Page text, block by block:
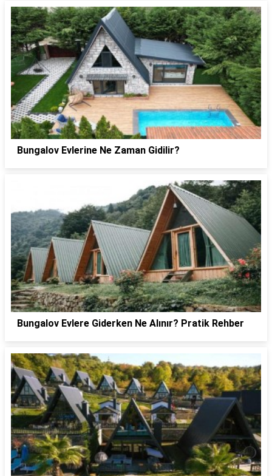
Bungalov Evlerine Ne Zaman Gidilir?
Bungalov Evlere Giderken Ne Alınır? Pratik Rehber